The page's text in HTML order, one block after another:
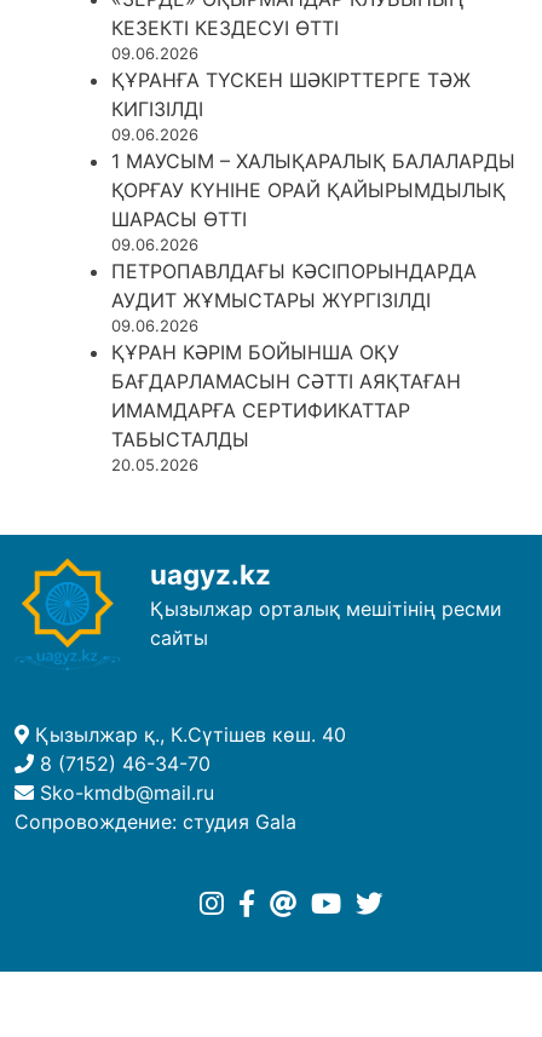
КЕЗЕКТІ КЕЗДЕСУІ ӨТТІ
09.06.2026
ҚҰРАНҒА ТҮСКЕН ШӘКІРТТЕРГЕ ТӘЖ
КИГІЗІЛДІ
09.06.2026
1 МАУСЫМ – ХАЛЫҚАРАЛЫҚ БАЛАЛАРДЫ
ҚОРҒАУ КҮНІНЕ ОРАЙ ҚАЙЫРЫМДЫЛЫҚ
ШАРАСЫ ӨТТІ
09.06.2026
ПЕТРОПАВЛДАҒЫ КӘСІПОРЫНДАРДА
АУДИТ ЖҰМЫСТАРЫ ЖҮРГІЗІЛДІ
09.06.2026
ҚҰРАН КӘРІМ БОЙЫНША ОҚУ
БАҒДАРЛАМАСЫН СӘТТІ АЯҚТАҒАН
ИМАМДАРҒА СЕРТИФИКАТТАР
ТАБЫСТАЛДЫ
20.05.2026
uagyz.kz
Қызылжар орталық мешітінің ресми
сайты
Қызылжар қ., К.Сүтішев көш. 40
8 (7152) 46-34-70
Sko-kmdb@mail.ru
Сопровождение: студия Gala